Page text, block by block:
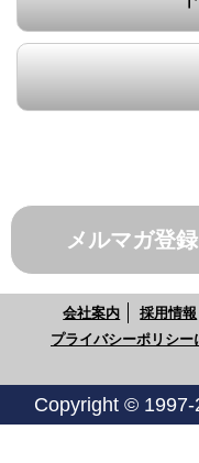
メルマガ登録
会社案内 採用情報
プライバシーポリシー
Copyright ©